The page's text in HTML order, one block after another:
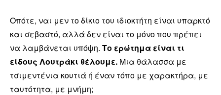
Οπότε, ναι μεν το δίκιο του ιδιοκτήτη είναι υπαρκτό
και σεβαστό, αλλά δεν είναι το μόνο που πρέπει
να λαμβάνεται υπόψη. Το ερώτημα είναι τι
είδους Λουτράκι θέλουμε. Μια θάλασσα με
τσιμεντένια κουτιά ή έναν τόπο με χαρακτήρα, με
ταυτότητα, με μνήμη;